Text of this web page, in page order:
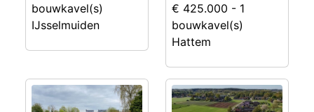
bouwkavel(s)
IJsselmuiden
€ 425.000 - 1
bouwkavel(s)
Hattem